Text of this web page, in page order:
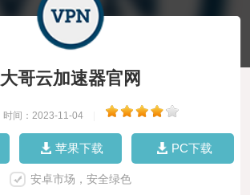
大哥云加速器官网
时间：2023-11-04
苹果下载 PC下载
安卓市场，安全绿色